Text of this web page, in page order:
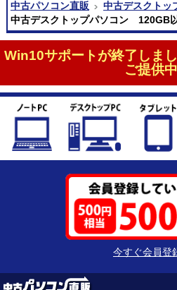
中古パソコン直販
中古デスクトッ
中古デスクトップパソコン 120GB
Win10サポートが終了しま
ご提供中
今すぐ会員登